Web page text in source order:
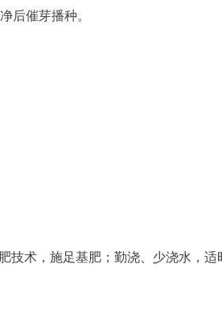
后催芽播种。
术，施足基肥；勤浇、少浇水，